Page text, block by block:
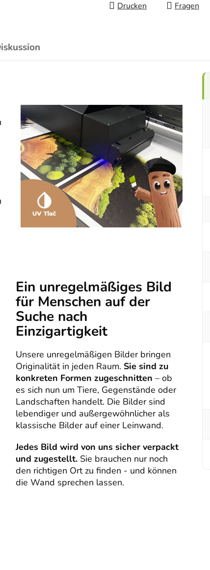
Drucken Fragen
Ein unregelmäßiges Bild
für Menschen auf der
Suche nach
Einzigartigkeit
Unsere unregelmäßigen Bilder bringen
Originalität in jeden Raum. Sie sind zu
konkreten Formen zugeschnitten – ob
es sich nun um Tiere, Gegenstände oder
Landschaften handelt. Die Bilder sind
lebendiger und außergewöhnlicher als
klassische Bilder auf einer Leinwand.
Jedes Bild wird von uns sicher verpackt
und zugestellt. Sie brauchen nur noch
den richtigen Ort zu finden - und können
die Wand sprechen lassen.